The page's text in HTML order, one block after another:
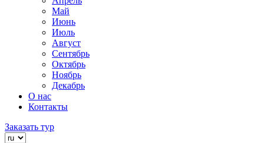
Май
Июнь
Июль
Август
Сентябрь
Октябрь
Ноябрь
Декабрь
О нас
Контакты
Заказать тур